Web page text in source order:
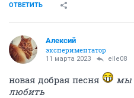
ОТВЕТИТЬ
Алексий
экспериментатор
11 марта 2023 elle08
новая добрая песня
мы
любить